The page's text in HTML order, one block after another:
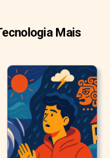
Mais